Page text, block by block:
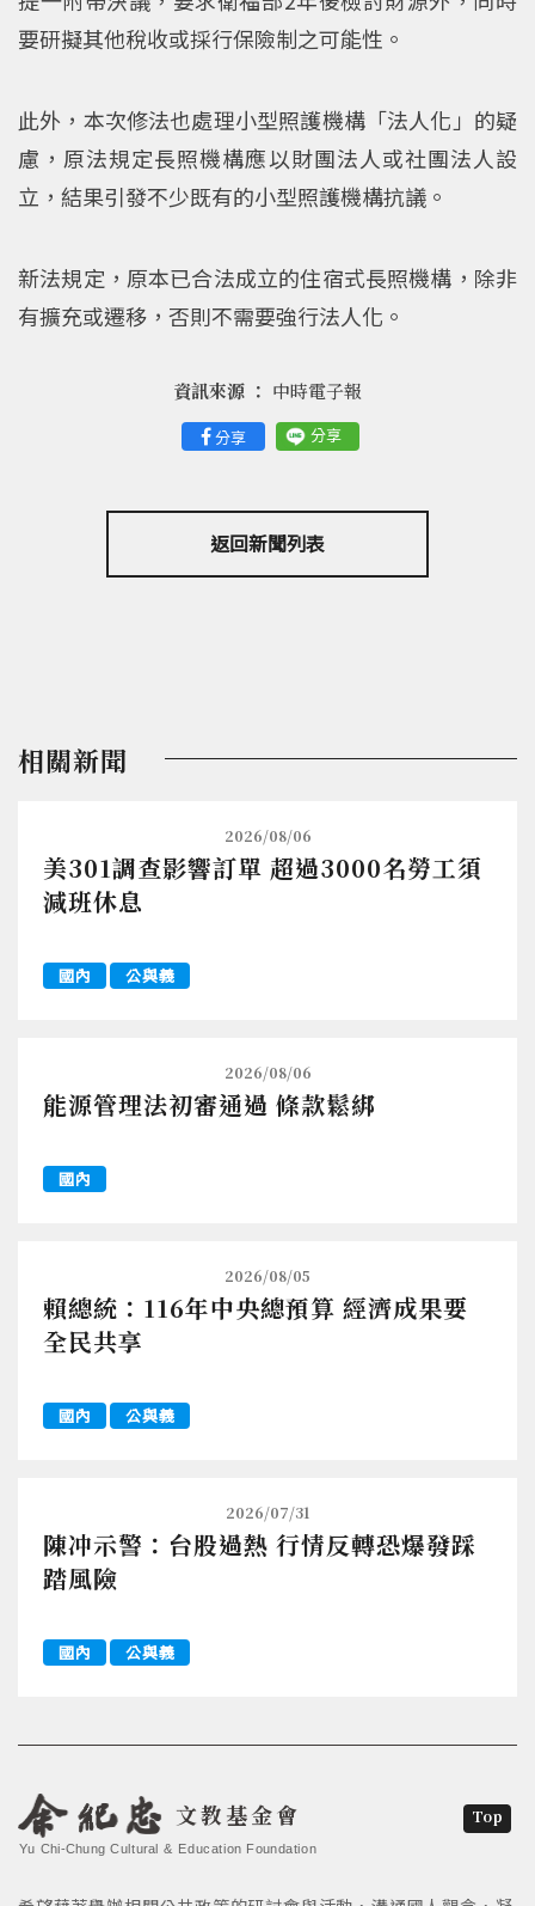
要研擬其他稅收或採行保險制之可能性。
此外，本次修法也處理小型照護機構「法人化」的疑
慮，原法規定長照機構應以財團法人或社團法人設
立，結果引發不少既有的小型照護機構抗議。
新法規定，原本已合法成立的住宿式長照機構，除非
有擴充或遷移，否則不需要強行法人化。
分享 分享
資訊來源 ： 中時電子報
返回新聞列表
相關新聞
2026/08/06
美301調查影響訂單 超過3000名勞工須
減班休息
國內 公與義
2026/08/06
能源管理法初審通過 條款鬆綁
國內
2026/08/05
賴總統：116年中央總預算 經濟成果要
全民共享
國內 公與義
2026/07/31
陳冲示警：台股過熱 行情反轉恐爆發踩
踏風險
國內 公與義
文教基金會
Yu Chi-Chung Cultural & Education Foundation
Top